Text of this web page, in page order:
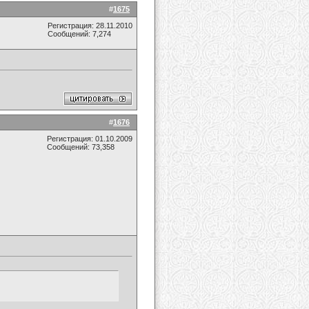
#1675
Регистрация: 28.11.2010
Сообщений: 7,274
#1676
Регистрация: 01.10.2009
Сообщений: 73,358